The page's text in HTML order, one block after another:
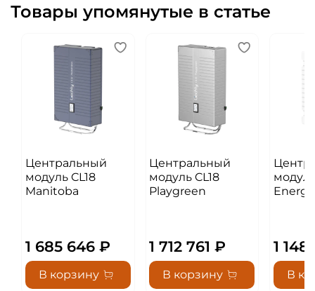
Товары упомянутые в статье
Центральный
модуль CL18
Manitoba
1 685 646 ₽
В корзину
Центральный
модуль CL18
Playgreen
1 712 761 ₽
В корзину
1
В